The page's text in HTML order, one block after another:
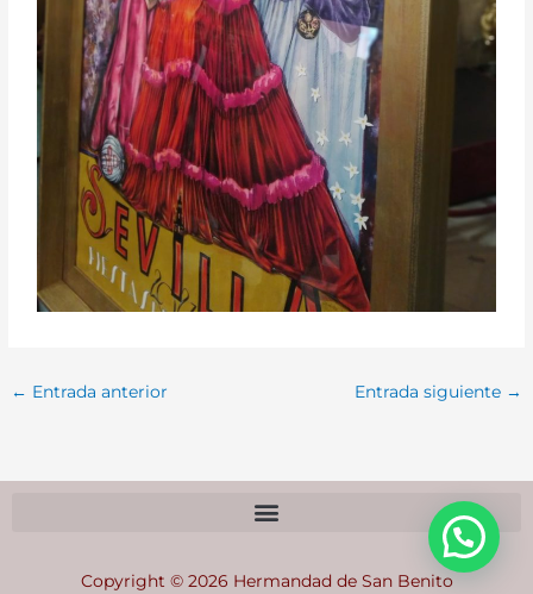
← Entrada anterior Entrada siguiente →
Copyright © 2026 Hermandad de San Benito